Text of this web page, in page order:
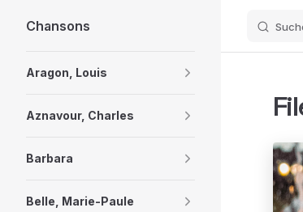
Skip to content
Chansons
Aragon, Louis
Aznavour, Charles
Barbara
Belle, Marie-Paule